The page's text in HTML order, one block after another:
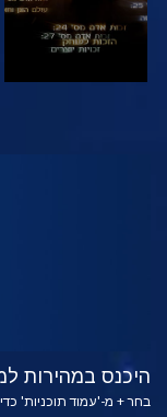
היכנס במהירות
בחר + מ-'עמוד תוכניות'